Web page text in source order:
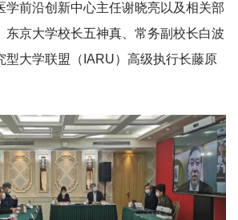
学前沿创新中心主任谢晓亮以及相关部
东京大学校长五神真、常务副校长白波
型大学联盟（IARU）高级执行长藤原